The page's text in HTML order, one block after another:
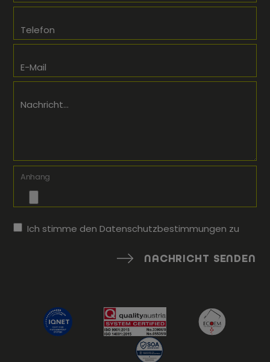
Telefon
E-Mail
Nachricht...
Anhang
Ich stimme den Datenschutzbestimmungen zu
NACHRICHT SENDEN